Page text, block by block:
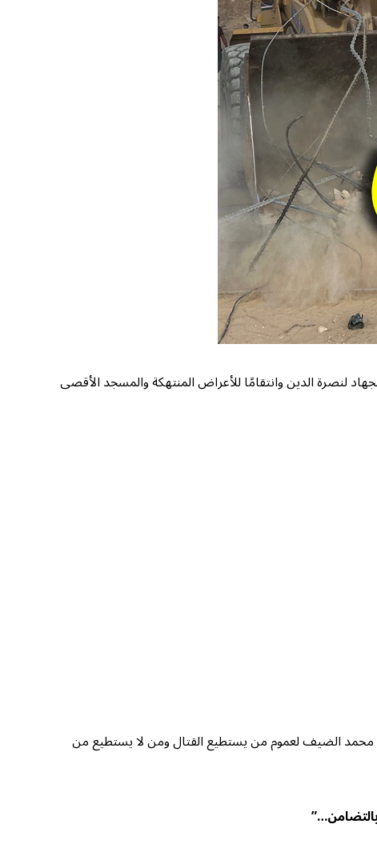
لنصرة الدين وانتقامًا للأعراض المنتهكة والمسجد الأقصى
٧ أكتوبر ٢٠٢٣م) باستنفار القائد العام لكتائب القسام محمد الضيف لعموم من يستطيع القتال ومن لا يستطيع من